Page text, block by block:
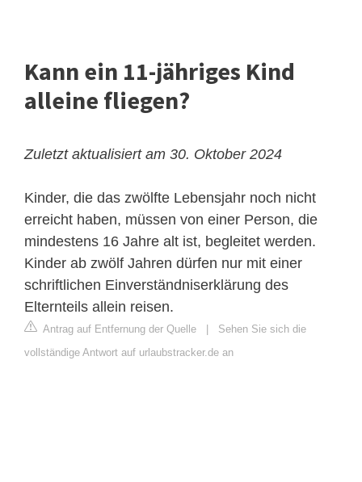
Kann ein 11-jähriges Kind
alleine fliegen?
Zuletzt aktualisiert am 30. Oktober 2024
Kinder, die das zwölfte Lebensjahr noch nicht
erreicht haben, müssen von einer Person, die
mindestens 16 Jahre alt ist, begleitet werden.
Kinder ab zwölf Jahren dürfen nur mit einer
schriftlichen Einverständniserklärung des
Elternteils allein reisen.
Antrag auf Entfernung der Quelle
Sehen Sie sich die
vollständige Antwort auf urlaubstracker.de an